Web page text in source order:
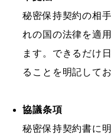
秘密保持契約の相
れの国の法律を適
ます。できるだけ
ることを明記して
協議条項
秘密保持契約書に